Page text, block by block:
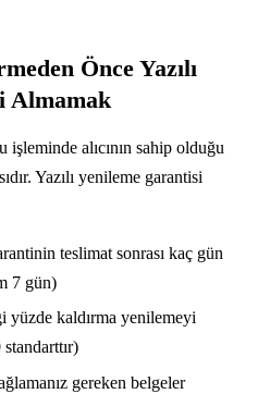
Önce Yazılı
Almamak
alıcının sahip olduğu
Yazılı yenileme garantisi
teslimat sonrası kaç gün
7 gün)
kaldırma yenilemeyi
gereken belgeler